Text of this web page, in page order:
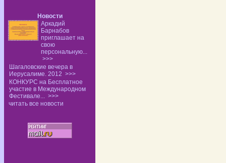
Новости
Аркадий
Барнабов
приглашает на
свою
персональную...
>>>
Шагаловские вечера в
Иерусалиме. 2012 >>>
КОНКУРС на Бесплатное
участие в Международном
Фестивале... >>>
читать все новости